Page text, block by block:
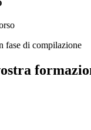
fase di compilazione